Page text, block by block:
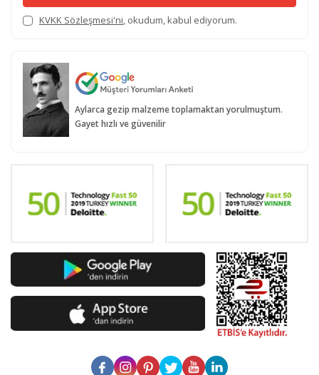
KVKK Sözleşmesi'ni, okudum, kabul ediyorum.
Aylarca gezip malzeme toplamaktan yorulmuştum.
Gayet hızlı ve güvenilir